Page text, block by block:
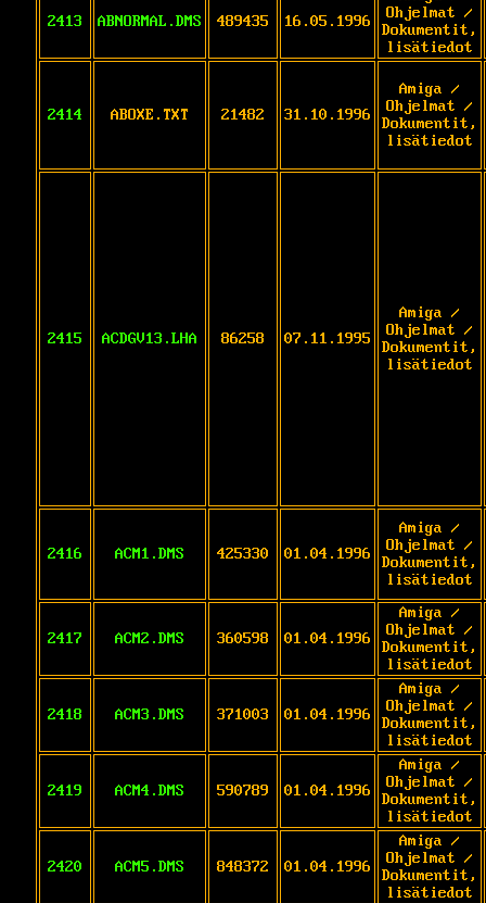
2413 ABNORMAL.DMS 489435 16.05.1996
Ohjelmat /
Dokumentit,
lisätiedot
2414 ABOXE.TXT 21482 31.10.1996
Amiga /
Ohjelmat /
Dokumentit,
lisätiedot
2415 ACDGV13.LHA 86258 07.11.1995
Amiga /
Ohjelmat /
Dokumentit,
lisätiedot
2416 ACM1.DMS 425330 01.04.1996
Amiga /
Ohjelmat /
Dokumentit,
lisätiedot
2417 ACM2.DMS 360598 01.04.1996
Amiga /
Ohjelmat /
Dokumentit,
lisätiedot
2418 ACM3.DMS 371003 01.04.1996
Amiga /
Ohjelmat /
Dokumentit,
lisätiedot
2419 ACM4.DMS 590789 01.04.1996
Amiga /
Ohjelmat /
Dokumentit,
lisätiedot
2420 ACM5.DMS 848372 01.04.1996
Amiga /
Ohjelmat /
Dokumentit,
lisätiedot